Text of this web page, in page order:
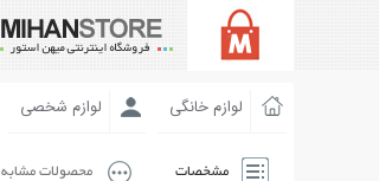
لوازم خانگی لوازم شخصی
مشخصات محصولات مشابه